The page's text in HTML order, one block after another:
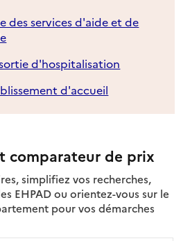
des services d'aide et de
d'hospitalisation
d'accueil
comparateur de prix
simplifiez vos recherches,
EHPAD ou orientez-vous sur le
pour vos démarches